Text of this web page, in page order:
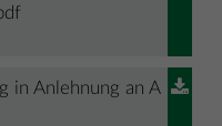
in Anlehnung an A